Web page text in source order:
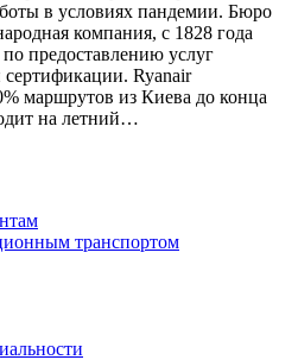
в условиях пандемии. Бюро
компания, с 1828 года
предоставлению услуг
Ryanair
маршрутов из Киева до конца
на летний…
транспортом